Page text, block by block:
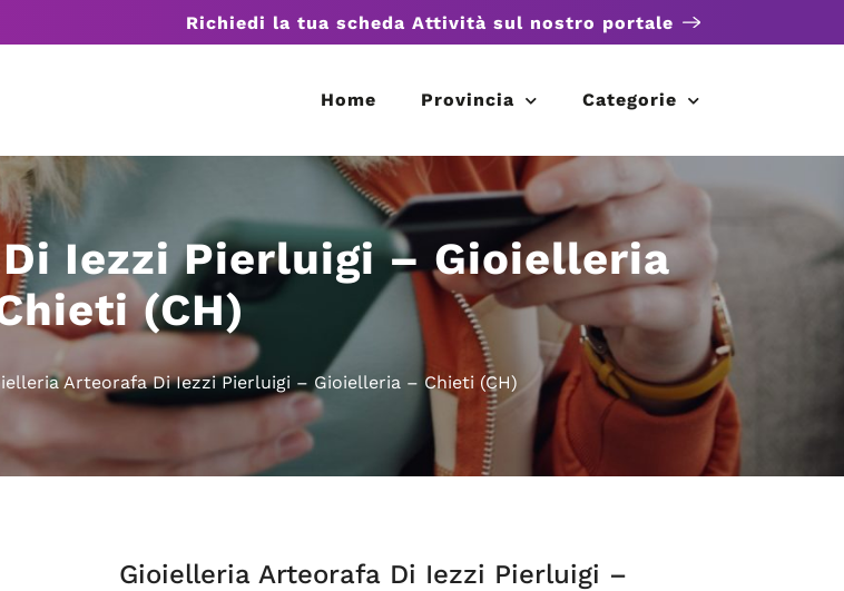
Richiedi la tua scheda Attività sul nostro portale
Home Provincia Categorie
Iezzi Pierluigi – Gioielleria
(CH)
Arteorafa Di Iezzi Pierluigi – Gioielleria – Chieti (CH)
Gioielleria Arteorafa Di Iezzi Pierluigi –